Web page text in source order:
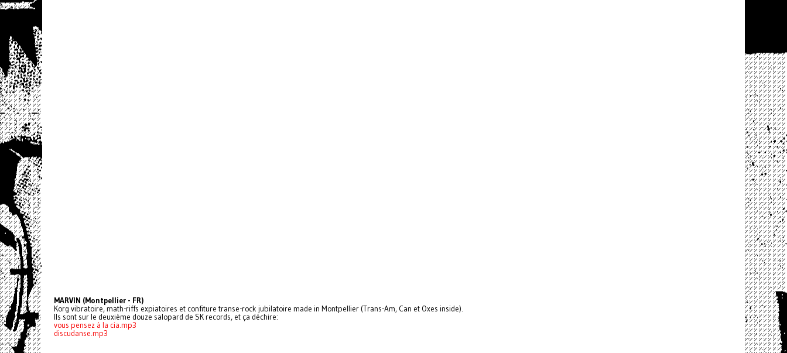
MARVIN (Montpellier - FR)
Korg vibratoire, math-riffs expiatoires et confiture transe-rock jubilatoire made in Montpellier (Trans-Am, Can et Oxes inside).
Ils sont sur le deuxième douze salopard de SK records, et ça déchire:
vous pensez à la cia.mp3
discudanse.mp3